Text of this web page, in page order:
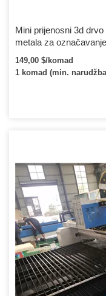
Mini prijenosni 3d
metala za
štampanje graviranja
149,00 $/komad
1 komad (min.